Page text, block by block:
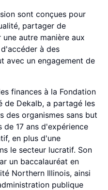
sont conçues pour
partager de
autre manière aux
à des
avec un engagement de
finances à la Fondation
de Dekalb, a partagé les
des organismes sans but
de 17 ans d'expérience
en plus d'une
le secteur lucratif. Son
un baccalauréat en
Northern Illinois, ainsi
publique